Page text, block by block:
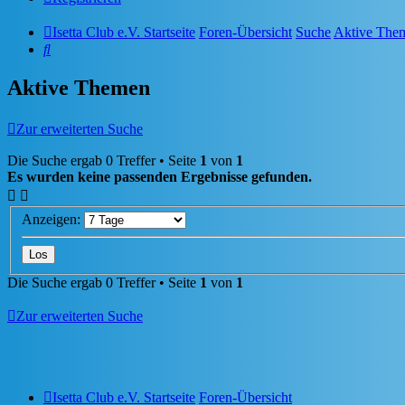
Isetta Club e.V. Startseite Foren-Übersicht Suche Aktive
Suche
Aktive Themen
Zur erweiterten Suche
Die Suche ergab 0 Treffer • Seite 1 von 1
Es wurden keine passenden Ergebnisse gefunden.
Anzeigen:
Die Suche ergab 0 Treffer • Seite 1 von 1
Zur erweiterten Suche
Isetta Club e.V. Startseite Foren-Übersicht